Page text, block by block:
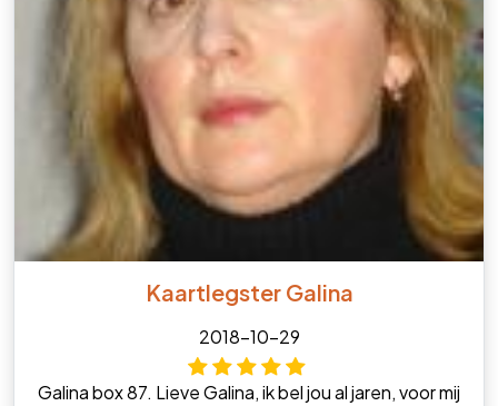
Kaartlegster Galina
2018-10-29
Galina box 87. Lieve Galina, ik bel jou al jaren, voor mij